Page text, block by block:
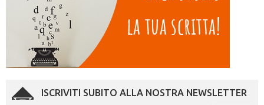
ISCRIVITI SUBITO ALLA NOSTRA NEWSLETTER